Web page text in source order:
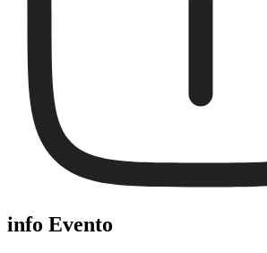
info Evento